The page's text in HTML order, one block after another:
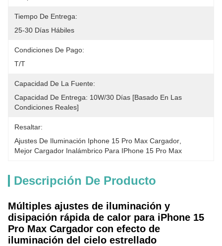
Tiempo De Entrega:
25-30 Días Hábiles
Condiciones De Pago:
T/T
Capacidad De La Fuente:
Capacidad De Entrega: 10W/30 Días [basado En Las
Condiciones Reales]
Resaltar:
Ajustes De Iluminación Iphone 15 Pro Max Cargador
Mejor Cargador Inalámbrico Para IPhone 15 Pro Max
Descripción De Producto
Múltiples ajustes de iluminación y
disipación rápida de calor para iPhone 15
Pro Max Cargador con efecto de
iluminación del cielo estrellado